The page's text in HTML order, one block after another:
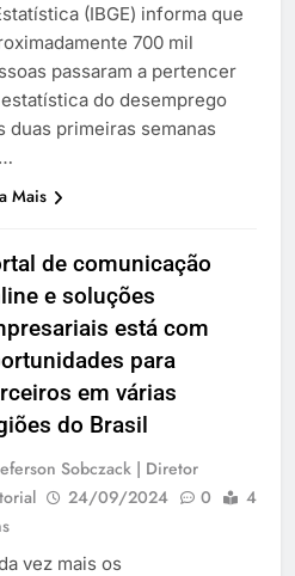
(IBGE) informa que
700 mil
passaram a pertencer
do desemprego
duas primeiras semanas
Mais
de comunicação
e soluções
está com
para
em várias
do Brasil
Sobczack | Diretor
24/09/2024 0
4
vez mais os